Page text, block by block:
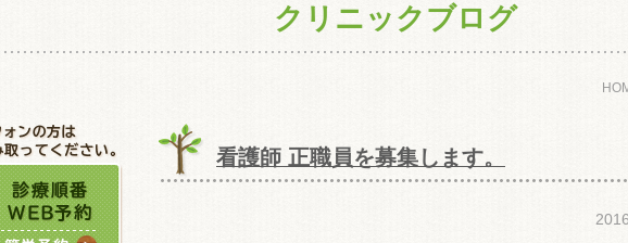
クリニックブログ
看護師 正職員を募集します。